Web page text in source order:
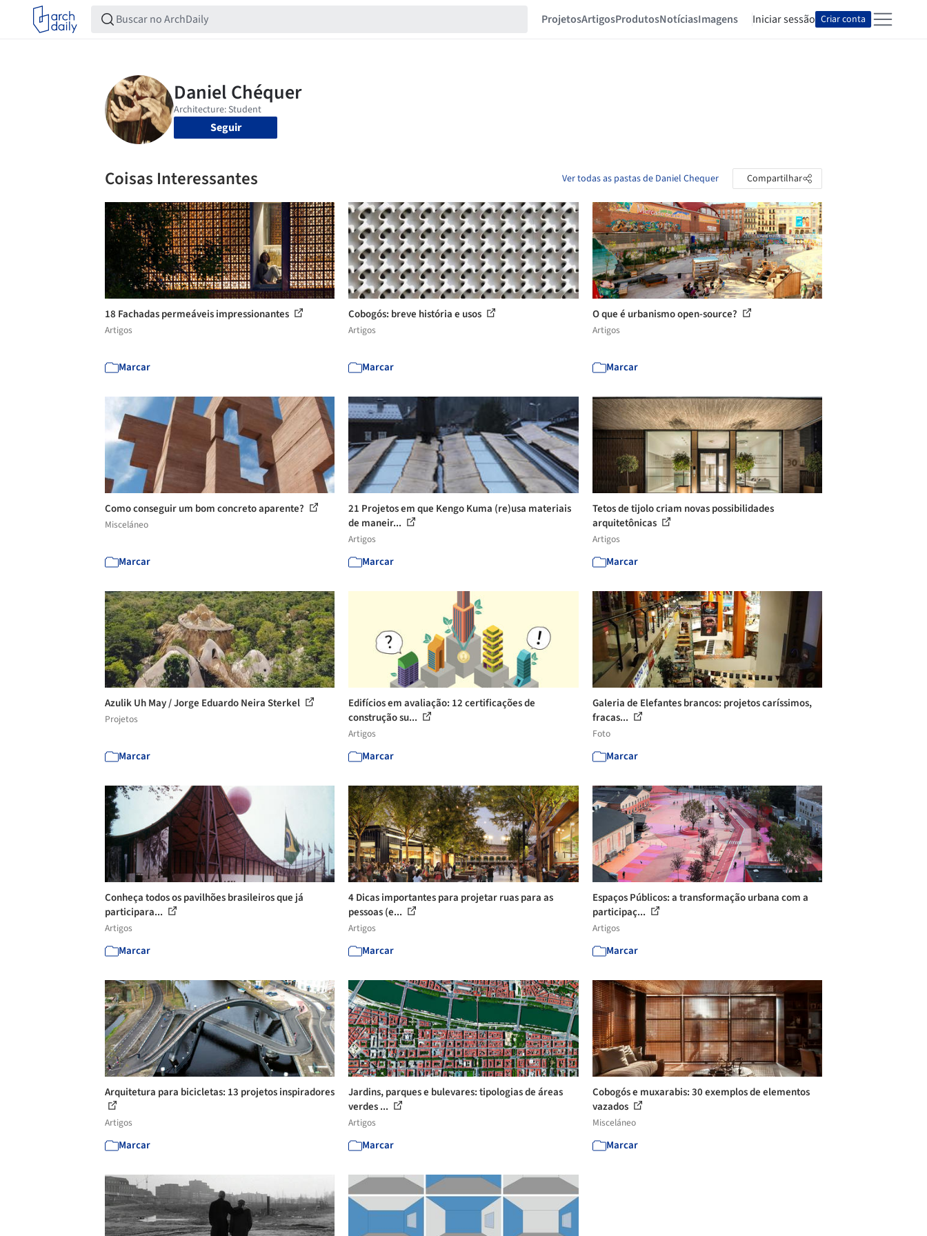
ProjetosArtigosProdutosNotíciasImagens Iniciar sessão Criar conta
Seguir
Coisas Interessantes Ver todas as pastas de Daniel Chequer Compartilhar
18 Fachadas permeáveis impressionantes
Artigos
Marcar
Cobogós: breve história e usos
Artigos
Marcar
O que é urbanismo open-source?
Artigos
Marcar
Como conseguir um bom concreto aparente?
Misceláneo
Marcar
21 Projetos em que Kengo Kuma (re)usa materiais
de maneir...
Artigos
Marcar
Tetos de tijolo criam novas possibilidades
arquitetônicas
Artigos
Marcar
Azulik Uh May / Jorge Eduardo Neira Sterkel
Projetos
Marcar
Edifícios em avaliação: 12 certificações de
construção su...
Artigos
Marcar
Galeria de Elefantes brancos: projetos caríssimos,
fracas...
Foto
Marcar
Conheça todos os pavilhões brasileiros que já
participara...
Artigos
Marcar
4 Dicas importantes para projetar ruas para as
pessoas (e...
Artigos
Marcar
Espaços Públicos: a transformação urbana com a
participaç...
Artigos
Marcar
Arquitetura para bicicletas: 13 projetos inspiradores
Artigos
Marcar
Jardins, parques e bulevares: tipologias de áreas
verdes ...
Artigos
Marcar
Cobogós e muxarabis: 30 exemplos de elementos
vazados
Misceláneo
Marcar